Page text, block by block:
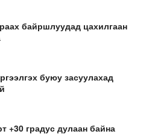
байршлуудад цахилгаан
буюу засуулахад
+30 градус дулаан байна